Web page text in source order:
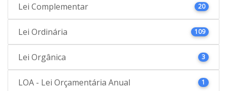
Lei Complementar 20
Lei Ordinária 109
Lei Orgânica 3
LOA - Lei Orçamentária Anual 1